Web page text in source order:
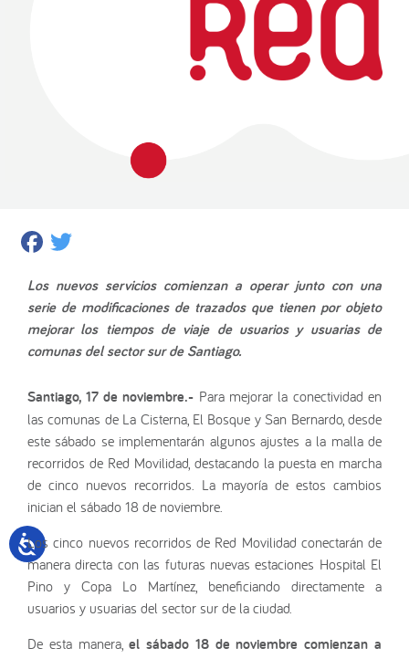
Facebook
Los nuevos servicios comienzan a operar junto con una
serie de modificaciones de trazados que tienen por objeto
mejorar los tiempos de viaje de usuarios y usuarias de
comunas del sector sur de Santiago.
Santiago, 17 de noviembre.- Para mejorar la conectividad en
las comunas de La Cisterna, El Bosque y San Bernardo, desde
este sábado se implementarán algunos ajustes a la malla de
recorridos de Red Movilidad, destacando la puesta en marcha
de cinco nuevos recorridos. La mayoría de estos cambios
inician el sábado 18 de noviembre.
Los cinco nuevos recorridos de Red Movilidad conectarán de
manera directa con las futuras nuevas estaciones Hospital El
Pino y Copa Lo Martínez, beneficiando directamente a
usuarios y usuarias del sector sur de la ciudad.
De esta manera,el sábado 18 de noviembre comienzan a